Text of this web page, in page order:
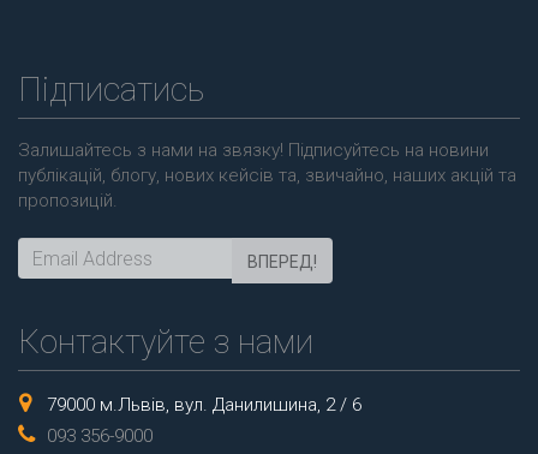
Підписатись
Залишайтесь з нами на звязку! Підписуйтесь на новини
публікацій, блогу, нових кейсів та, звичайно, наших акцій та
пропозицій.
ВПЕРЕД!
Контактуйте з нами
79000 м.Львів, вул. Данилишина, 2 / 6
093 356-9000